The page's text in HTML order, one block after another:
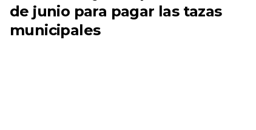
de junio para pagar las tazas
municipales